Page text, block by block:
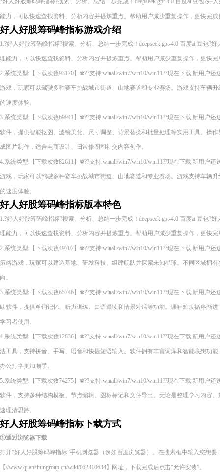
?好人好股筹码峰指标?搜索、分析、总结一步完成！deepseek gpt-4.0 百度ai 豆包?好
能力，可以快速查找资料、分析内容并提炼重点。帮助用户减少重复操作，更快完成
好人好股筹码峰指标游戏介绍
1.?好人好股筹码峰指标?搜索、分析、总结一步完成！deepseek gpt-4.0 百度ai 豆包?
理能力，可以快速查找资料、分析内容并提炼重点。帮助用户减少重复操作，更快完
2.系统类型:【下载次数93170】⚽??支持:winall/win7/win10/win11??现在下载,新用户
游戏，玩家可以驾驶多种赛车挑战城市街道、山地赛道和专业赛场。游戏支持车辆
的速度体验。
3.系统类型:【下载次数69941】⚽??支持:winall/win7/win10/win11??现在下载,新用户
软件，提供智能抠图、滤镜美化、尺寸调整、背景替换和批量处理等实用工具。操
成图片制作，适合电商设计、日常修图和社交内容创作。
4.系统类型:【下载次数82611】⚽??支持:winall/win7/win10/win11??现在下载,新用户
游戏，玩家可以驾驶多种赛车挑战城市街道、山地赛道和专业赛场。游戏支持车辆
的速度体验。
好人好股筹码峰指标版本特色
1.?好人好股筹码峰指标?搜索、分析、总结一步完成！deepseek gpt-4.0 百度ai 豆包?
理能力，可以快速查找资料、分析内容并提炼重点。帮助用户减少重复操作，更快完
2.系统类型:【下载次数49707】⚽??支持:winall/win7/win10/win11??现在下载,新用户
策略游戏，玩家可以建造基地、研发科技、组建舰队并探索未知星球。不同区域拥
向。
3.系统类型:【下载次数65746】⚽??支持:winall/win7/win10/win11??现在下载,新用户
助软件，提供单词记忆、听力训练、口语跟读和情景对话等功能。课程难度循序渐
学习者使用。
4.系统类型:【下载次数12836】⚽??支持:winall/win7/win10/win11??现在下载,新用户
法工具，支持拼音、手写、语音和快捷短语输入。软件拥有丰富词库和智能联想功
办公打字更加顺手。
5.系统类型:【下载次数74275】⚽??支持:winall/win7/win10/win11??现在下载,新用户
软件，支持多种结构模板、节点编辑、图标标记和文件导出。无论是整理学习内容
速理清思路。
好人好股筹码峰指标下载方式
①通过浏览器下载
打开“好人好股筹码峰指标”手机浏览器（例如百度浏览器）。在搜索框中输入您想
【//www.quanshungroup.cn/wiki/062310634】网址，下载完成后点击“允许安装”。